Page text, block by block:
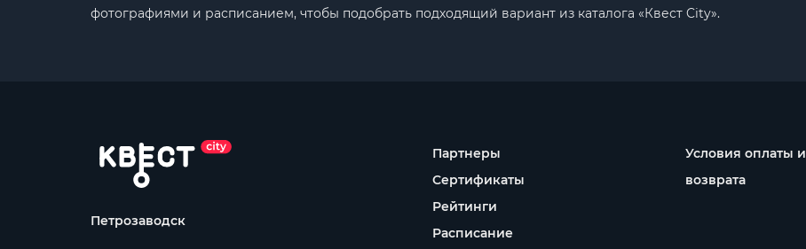
фотографиями и расписанием, чтобы подобрать подходящий вариант из каталога «Квест City».
Петрозаводск
Партнеры
Сертификаты
Рейтинги
Расписание
Условия оплаты и
возврата